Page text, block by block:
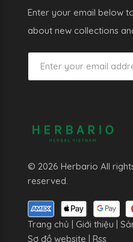
Enter your email below
about new collections
© 2026 Herbario All
reserved.
Trang chủ Giới thiệu
Sơ đồ website
Rss